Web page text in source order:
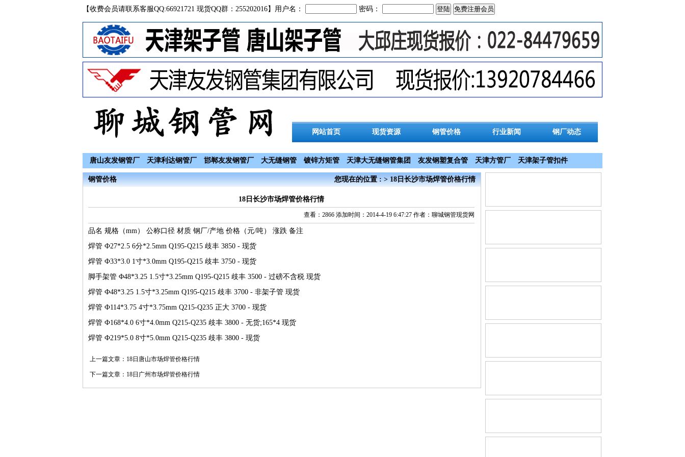
【收费会员请联系客服QQ:66921721 现货QQ群：255202016】用户名： 密码：
网站首页 现货资源 钢管价格 行业新闻 钢厂动态
唐山友发钢管厂 天津利达钢管厂 邯郸友发钢管厂 大无缝钢管 镀锌方矩管 天津大无缝钢管集团 友发钢塑复合管 天津方管厂 天津架子管扣件
钢管价格 您现在的位置 : > 18日长沙市场焊管价格行情
18日长沙市场焊管价格行情
查看：2866 添加时间：2014-4-19 6:47:27 作者：聊城钢管现货网
品名 规格（mm） 公称口径 材质 钢厂/产地 价格（元/吨） 涨跌 备注
焊管 Ф27*2.5 6分*2.5mm Q195-Q215 歧丰 3850 - 现货
焊管 Ф33*3.0 1寸*3.0mm Q195-Q215 歧丰 3750 - 现货
脚手架管 Φ48*3.25 1.5寸*3.25mm Q195-Q215 歧丰 3500 - 过磅不含税 现货
焊管 Ф48*3.25 1.5寸*3.25mm Q195-Q215 歧丰 3700 - 非架子管 现货
焊管 Ф114*3.75 4寸*3.75mm Q215-Q235 正大 3700 - 现货
焊管 Ф168*4.0 6寸*4.0mm Q215-Q235 歧丰 3800 - 无货;165*4 现货
焊管 Ф219*5.0 8寸*5.0mm Q215-Q235 歧丰 3800 - 现货
上一篇文章： 18日唐山市场焊管价格行情
下一篇文章： 18日广州市场焊管价格行情